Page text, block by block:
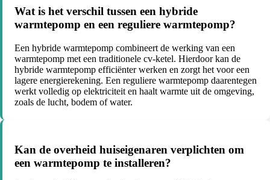
Wat is het verschil tussen een hybride
warmtepomp en een reguliere warmtepomp?
Een hybride warmtepomp combineert de werking van een
warmtepomp met een traditionele cv-ketel. Hierdoor kan de
hybride warmtepomp efficiënter werken en zorgt het voor een
lagere energierekening. Een reguliere warmtepomp daarentegen
werkt volledig op elektriciteit en haalt warmte uit de omgeving,
zoals de lucht, bodem of water.
Kan de overheid huiseigenaren verplichten om
een warmtepomp te installeren?